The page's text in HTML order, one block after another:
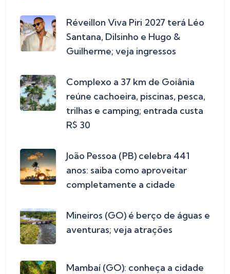
Réveillon Viva Piri 2027 terá Léo
Santana, Dilsinho e Hugo &
Guilherme; veja ingressos
Complexo a 37 km de Goiânia
reúne cachoeira, piscinas, pesca,
trilhas e camping; entrada custa
R$ 30
João Pessoa (PB) celebra 441
anos: saiba como aproveitar
completamente a cidade
Mineiros (GO) é berço de águas e
aventuras; veja atrações
Mambaí (GO): conheça a cidade